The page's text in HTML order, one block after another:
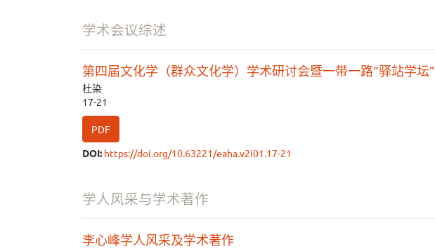
学术会议综述
第四届文化学（群众文化学）学术研讨会暨一带一路“驿站学坛
杜染
17-21
PDF
DOI: https://doi.org/10.63221/eaha.v2i01.17-21
学人风采与学术著作
李心峰学人风采及学术著作